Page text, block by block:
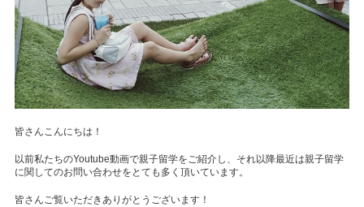
皆さんこんにちは！
以前私たちのYoutube動画で親子留学をご紹介し、それ以降最近は親子留学
に関してのお問い合わせをとても多く頂いています。
皆さんご覧いただきありがとうございます！